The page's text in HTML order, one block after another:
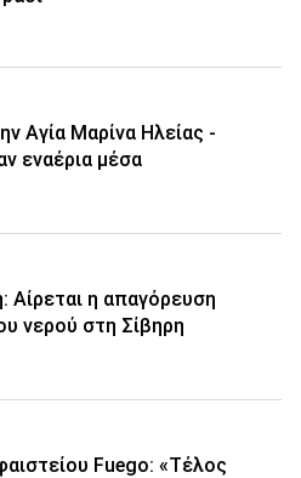
Aγία Μαρίνα Ηλείας -
εναέρια μέσα
Αίρεται η απαγόρευση
νερού στη Σίβηρη
Fuego: «Τέλος